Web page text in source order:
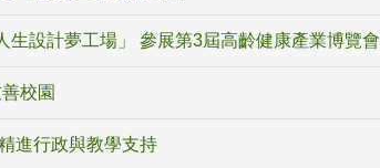
設計夢工場」 參展第3屆高齡健康產業博覽會
校園
進行政與教學支持